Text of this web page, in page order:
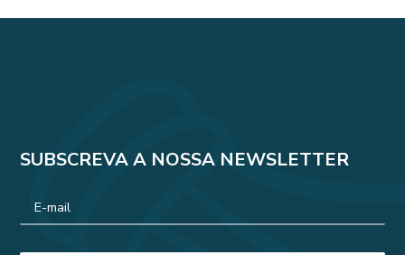
SUBSCREVA A NOSSA NEWSLETTER